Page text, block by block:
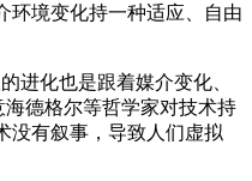
环境变化持一种适应、自由
进化也是跟着媒介变化、
德格尔等哲学家对技术持
有叙事，导致人们虚拟